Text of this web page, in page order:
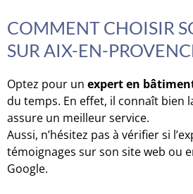
COMMENT CHOISIR
SUR AIX-EN-
Optez pour un expert en
du temps. En effet, il connaît bien
assure un meilleur service.
Aussi, n’hésitez pas à vérifier si
témoignages sur son site web ou
Google.